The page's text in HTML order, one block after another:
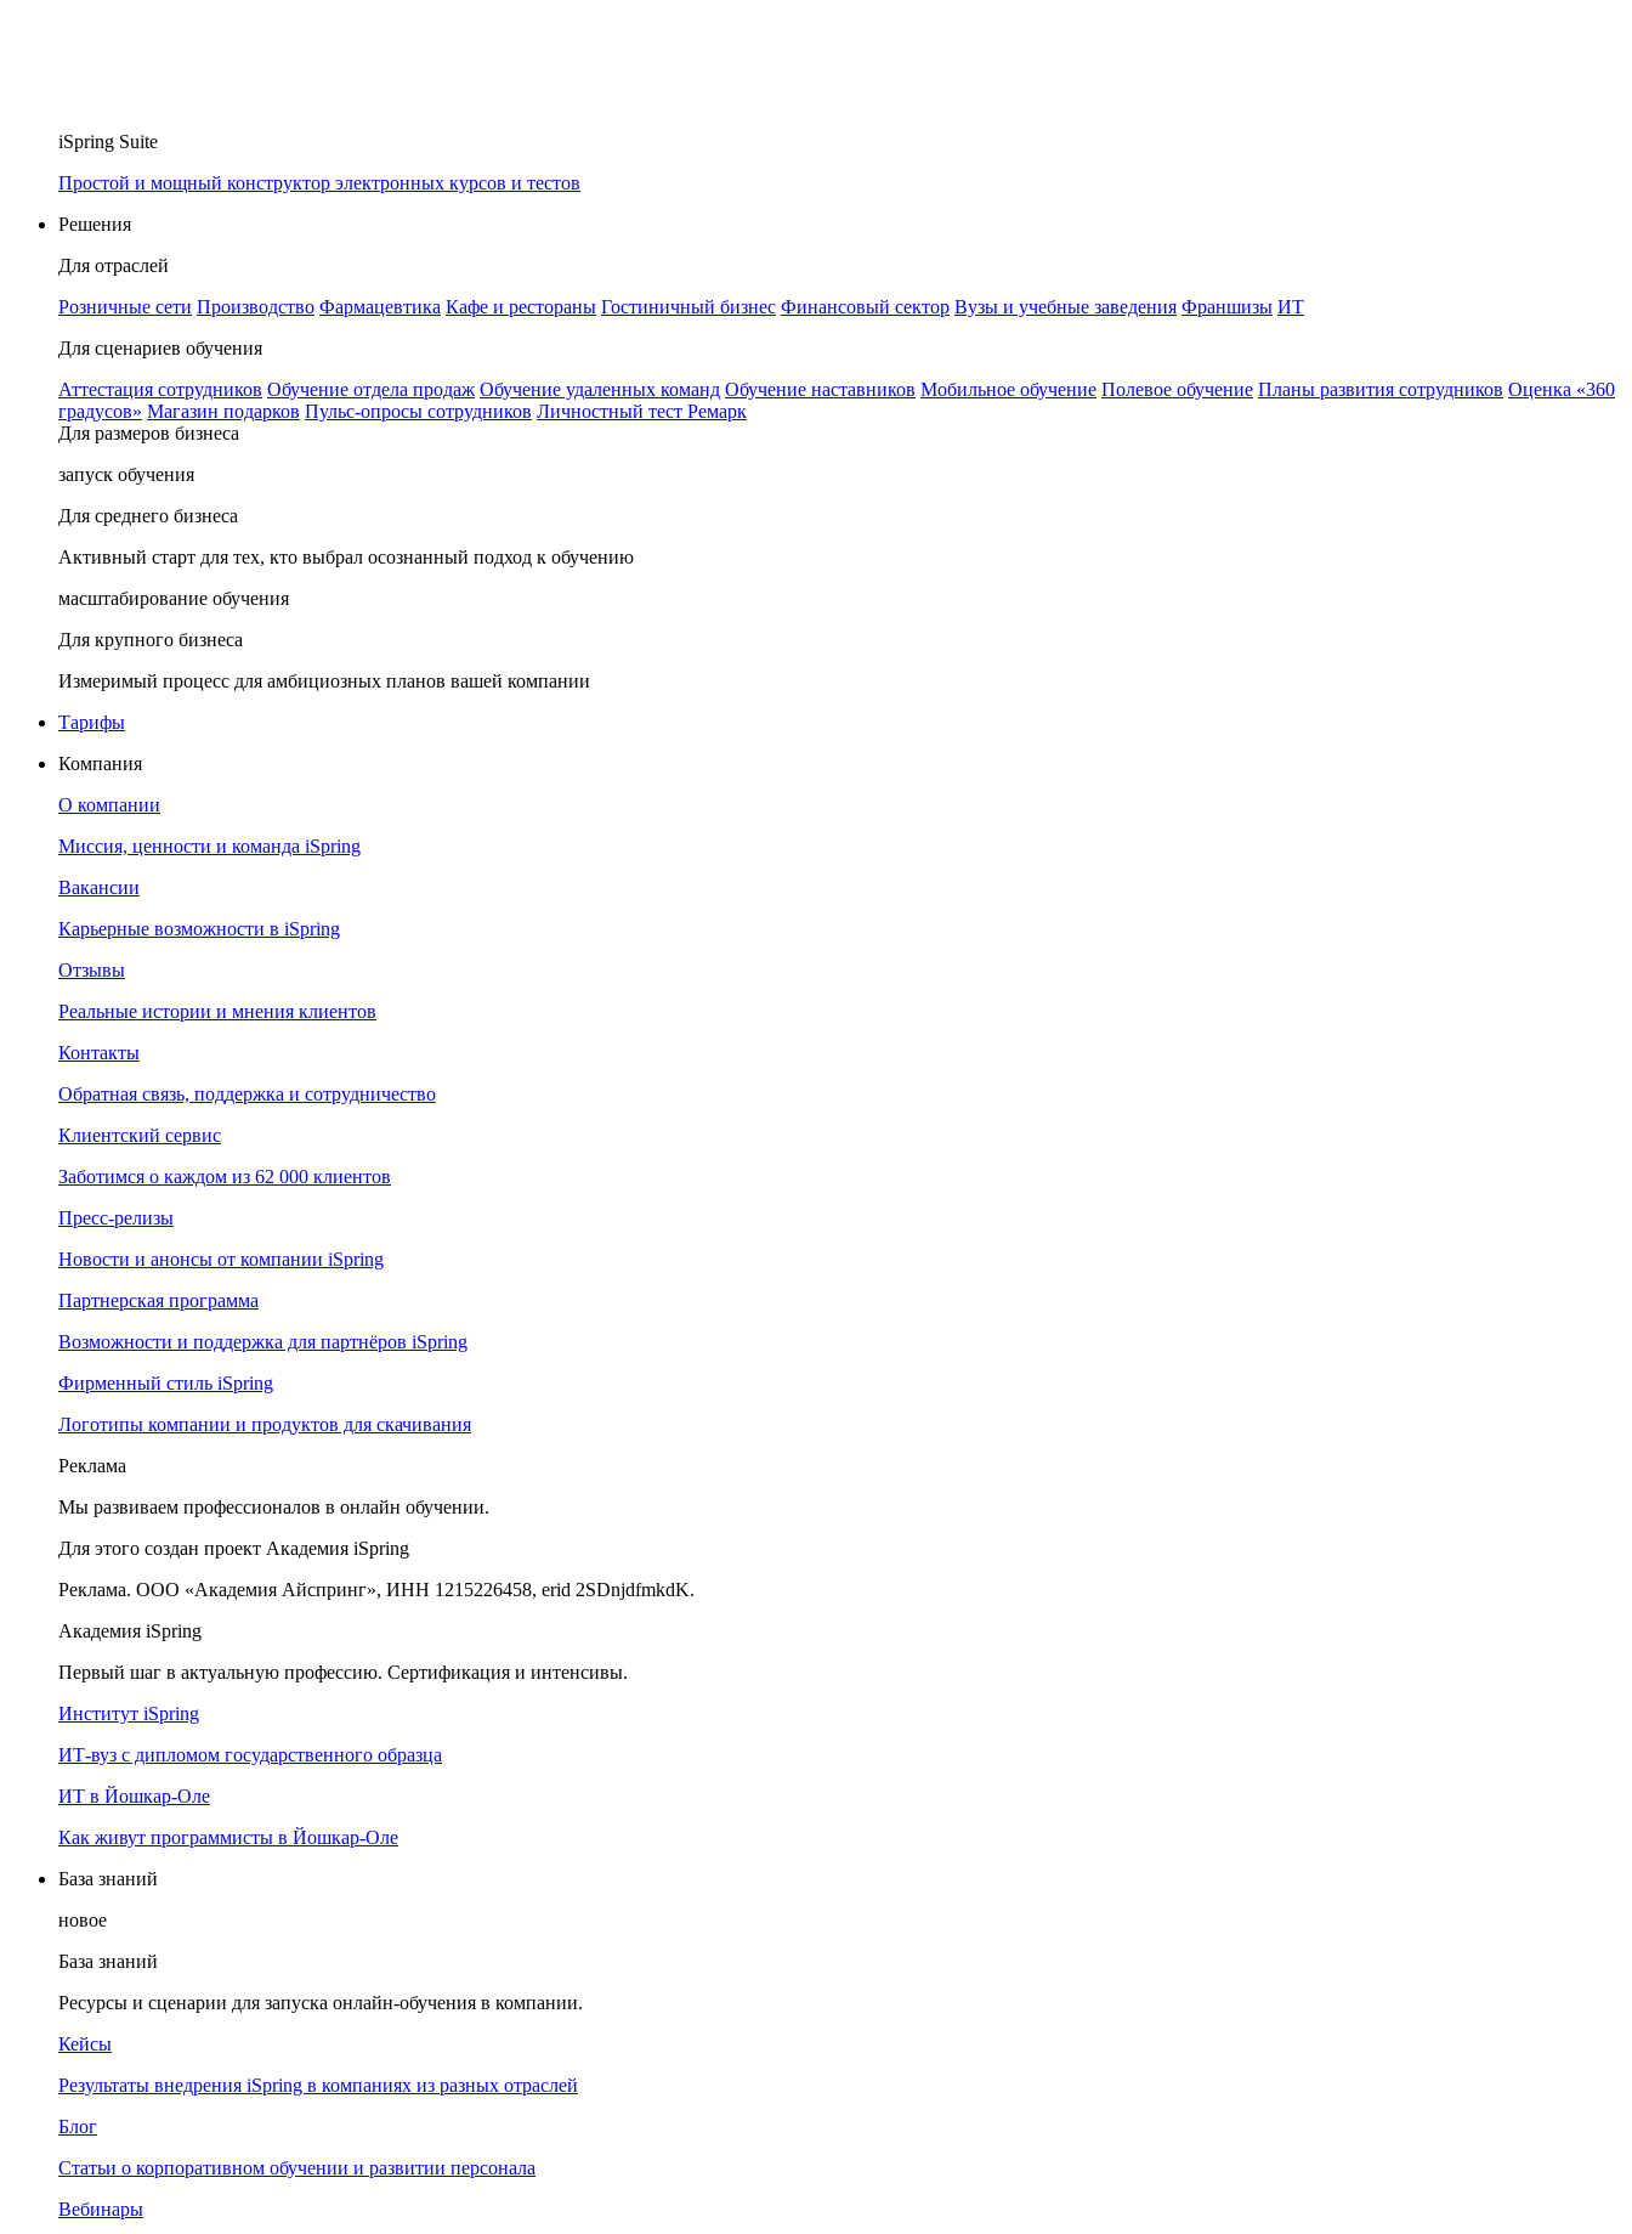
iSpring Suite
Простой и мощный конструктор электронных курсов и тестов
Решения
Для отраслей
Розничные сети Производство Фармацевтика Кафе и рестораны Гостиничный бизнес Финансовый сектор Вузы и учебные заведения Франшизы ИТ
Для сценариев обучения
Аттестация сотрудников Обучение отдела продаж Обучение удаленных команд Обучение наставников Мобильное обучение Полевое обучение Планы развития сотрудников Оценка «360
градусов» Магазин подарков Пульс-опросы сотрудников Личностный тест Ремарк
Для размеров бизнеса
запуск обучения
Для среднего бизнеса
Активный старт для тех, кто выбрал осознанный подход к обучению
масштабирование обучения
Для крупного бизнеса
Измеримый процесс для амбициозных планов вашей компании
Тарифы
Компания
О компании
Миссия, ценности и команда iSpring
Вакансии
Карьерные возможности в iSpring
Отзывы
Реальные истории и мнения клиентов
Контакты
Обратная связь, поддержка и сотрудничество
Клиентский сервис
Заботимся о каждом из 62 000 клиентов
Пресс-релизы
Новости и анонсы от компании iSpring
Партнерская программа
Возможности и поддержка для партнёров iSpring
Фирменный стиль iSpring
Логотипы компании и продуктов для скачивания
Реклама
Мы развиваем профессионалов в онлайн обучении.
Для этого создан проект Академия iSpring
Реклама. ООО «Академия Айспринг», ИНН 1215226458, erid 2SDnjdfmkdK.
Академия iSpring
Первый шаг в актуальную профессию. Сертификация и интенсивы.
Институт iSpring
ИТ-вуз с дипломом государственного образца
ИТ в Йошкар-Оле
Как живут программисты в Йошкар‑Оле
База знаний
новое
База знаний
Ресурсы и сценарии для запуска онлайн-обучения в компании.
Кейсы
Результаты внедрения iSpring в компаниях из разных отраслей
Блог
Статьи о корпоративном обучении и развитии персонала
Вебинары